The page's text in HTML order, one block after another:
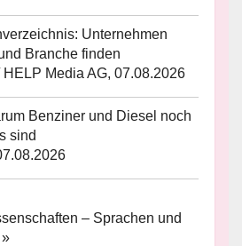
Unternehmen
Branche finden
Media AG, 07.08.2026
Benziner und Diesel noch
sind
– Sprachen und